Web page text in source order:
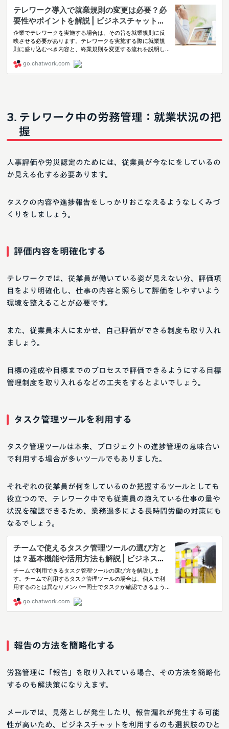
テレワーク中の労務管理：就業状況の把
握
人事評価や労災認定のためには、従業員が今なにをしているの
か見える化する必要あります。
タスクの内容や進捗報告をしっかりおこなえるようなしくみづ
くりをしましょう。
評価内容を明確化する
テレワークでは、従業員が働いている姿が見えない分、評価項
目をより明確化し、仕事の内容と照らして評価をしやすいよう
環境を整えることが必要です。
また、従業員本人にまかせ、自己評価ができる制度も取り入れ
ましょう。
目標の達成や目標までのプロセスで評価できるようにする目標
管理制度を取り入れるなどの工夫をするとよいでしょう。
タスク管理ツールを利用する
タスク管理ツールは本来、プロジェクトの進捗管理の意味合い
で利用する場合が多いツールでもありました。
それぞれの従業員が何をしているのか把握するツールとしても
役立つので、テレワーク中でも従業員の抱えている仕事の量や
状況を確認できるため、業務過多による長時間労働の対策にも
なるでしょう。
報告の方法を簡略化する
労務管理に「報告」を取り入れている場合、その方法を簡略化
するのも解決策になりえます。
メールでは、見落としが発生したり、報告漏れが発生する可能
性が高いため、ビジネスチャットを利用するのも選択肢のひと